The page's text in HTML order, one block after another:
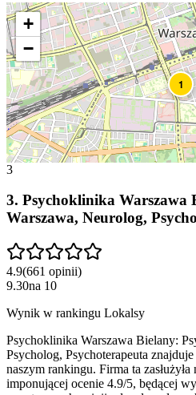
1
+
−
3
3. Psychoklinika Warszawa
Warszawa, Neurolog,
4.9(661 opinii)
9.30na 10
Wynik w rankingu Lokalsy
Psychoklinika Warszawa Bielany:
Psycholog, Psychoterapeuta
naszym rankingu. Firma ta
imponującej ocenie 4.9/5, będącej